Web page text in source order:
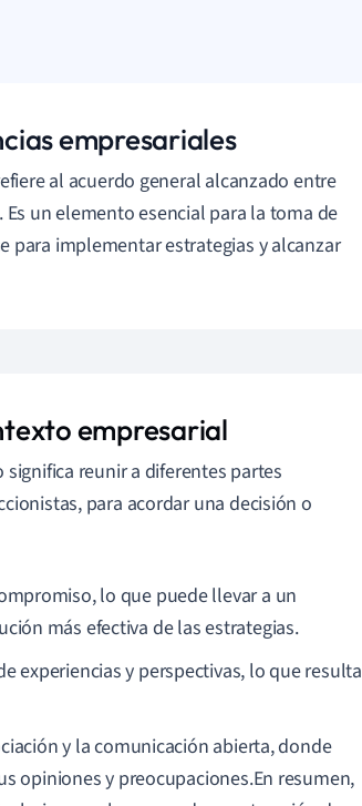
empresariales
al acuerdo general alcanzado entre
un elemento esencial para la toma de
para implementar estrategias y alcanzar
empresarial
reunir a diferentes partes
para acordar una decisión o
lo que puede llevar a un
más efectiva de las estrategias.
experiencias y perspectivas, lo que resulta
y la comunicación abierta, donde
opiniones y preocupaciones.En resumen,